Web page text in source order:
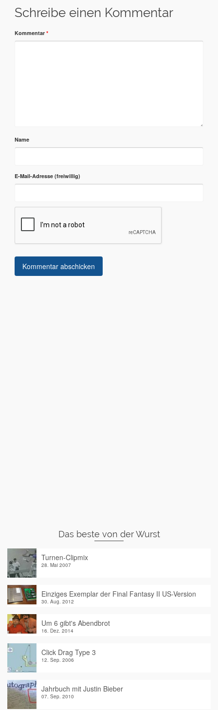
Schreibe einen Kommentar
Kommentar *
Name
E-Mail-Adresse
Das beste von der Wurst
Turnen-Clipmix
28. Mai 2007
Einziges Exemplar der Final Fantasy II US-Version
30. Aug. 2012
Um 6 gibt's Abendbrot
16. Dez. 2014
Click Drag Type 3
12. Sep. 2006
Jahrbuch mit Justin Bieber
07. Sep. 2010